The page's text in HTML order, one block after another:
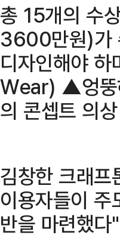
총 15개의 수
3600만원)가
디자인해야
Wear) ▲엉뚱
의 콘셉트 의
김창한 크래
이용자들이
반을 마련했